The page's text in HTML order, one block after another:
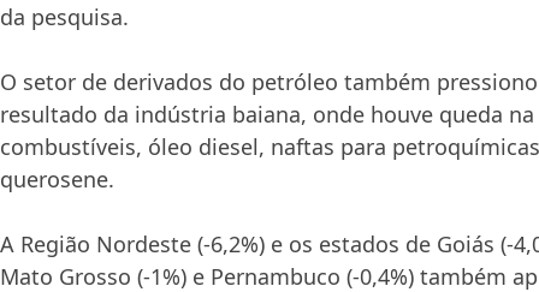
da pesquisa.
O setor de derivados do petróleo também
resultado da indústria baiana, onde houve queda
combustíveis, óleo diesel, naftas para
querosene.
A Região Nordeste (-6,2%) e os estados de Goiás (-
Mato Grosso (-1%) e Pernambuco (-0,4%) também